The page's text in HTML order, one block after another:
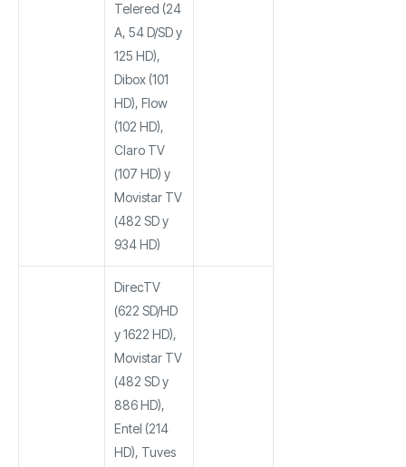
Telered (24
A, 54 D/SD y
125 HD),
Dibox (101
HD), Flow
(102 HD),
Claro TV
(107 HD) y
Movistar TV
(482 SD y
934 HD)
DirecTV
(622 SD/HD
y 1622 HD),
Movistar TV
(482 SD y
886 HD),
Entel (214
HD), Tuves